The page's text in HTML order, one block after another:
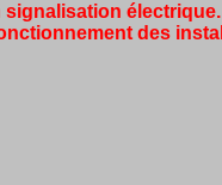
signalisation électrique.
des